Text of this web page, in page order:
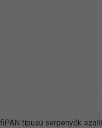
típusú serpenyők